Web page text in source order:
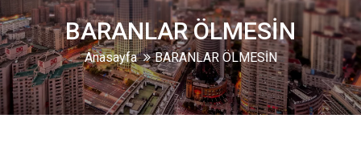
BARANLAR ÖLMESİN
Anasayfa BARANLAR ÖLMESİN